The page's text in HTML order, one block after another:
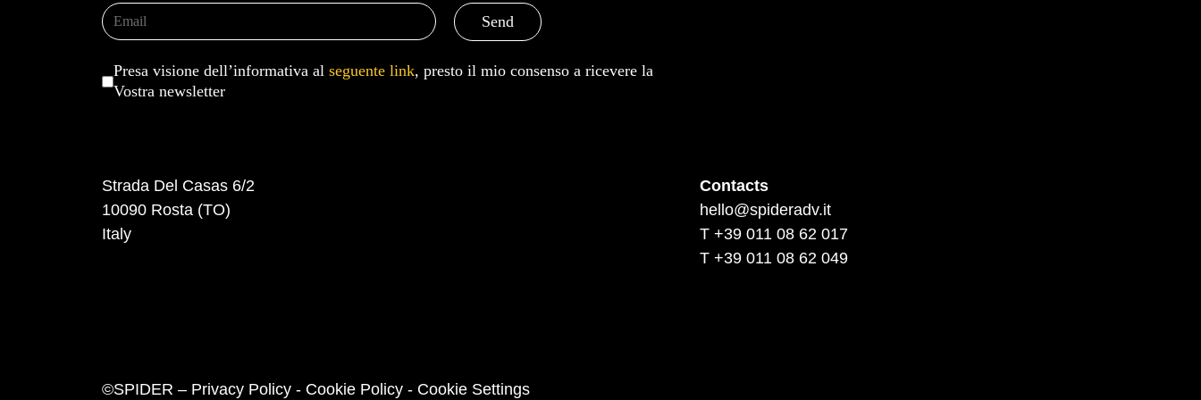
Send
Presa visione dell’informativa al seguente link, presto il mio consenso a ricevere la
Vostra newsletter
Strada Del Casas 6/2
10090 Rosta (TO)
Italy
Contacts
hello@spideradv.it
T +39 011 08 62 017
T +39 011 08 62 049
©SPIDER – Privacy Policy - Cookie Policy - Cookie Settings